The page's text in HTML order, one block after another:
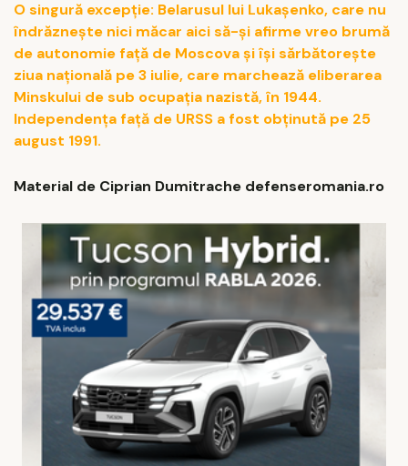
O singură excepție: Belarusul lui Lukașenko, care nu
îndrăznește nici măcar aici să-și afirme vreo brumă
de autonomie față de Moscova și își sărbătorește
ziua națională pe 3 iulie, care marchează eliberarea
Minskului de sub ocupația nazistă, în 1944.
Independența față de URSS a fost obținută pe 25
august 1991.
Material de Ciprian Dumitrache defenseromania.ro